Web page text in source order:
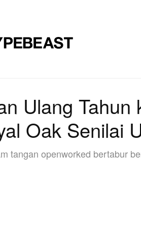
Ulang Tahun
Oak Senilai
tangan openworked bertabur